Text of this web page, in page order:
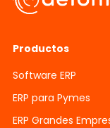
Productos
Software ERP
ERP para Pymes
ERP Grandes